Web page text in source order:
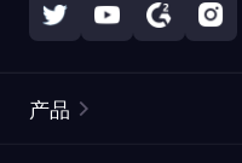
产品